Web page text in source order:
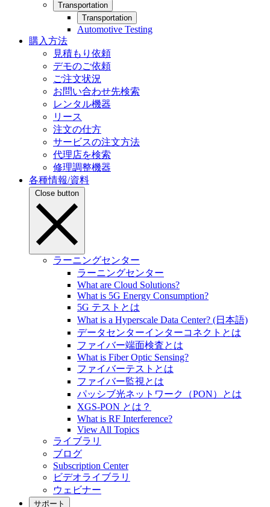
Transportation
Transportation
Automotive Testing
購入方法
見積もり依頼
デモのご依頼
ご注文状況
お問い合わせ先検索
レンタル機器
リース
注文の仕方
サービスの注文方法
代理店を検索
修理調整機器
各種情報/資料
Close button
ラーニングセンター
ラーニングセンター
What are Cloud Solutions?
What is 5G Energy Consumption?
5G テストとは
What is a Hyperscale Data Center? (日本語)
データセンターインターコネクトとは
ファイバー端面検査とは
What is Fiber Optic Sensing?
ファイバーテストとは
ファイバー監視とは
パッシブ光ネットワーク（PON）とは
XGS-PON とは？
What is RF Interference?
View All Topics
ライブラリ
ブログ
Subscription Center
ビデオライブラリ
ウェビナー
サポート